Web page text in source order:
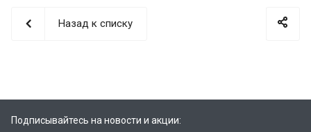
Назад к списку
Подписывайтесь на новости и акции: